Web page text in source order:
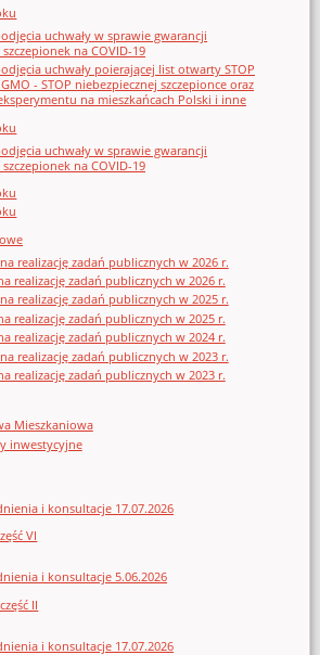
uchwały w sprawie gwarancji
na COVID-19
uchwały poierającej list otwarty STOP
- STOP niebezpiecznej szczepionce oraz
na mieszkańcach Polski i inne
uchwały w sprawie gwarancji
na COVID-19
realizację zadań publicznych w 2026 r.
realizację zadań publicznych w 2026 r.
realizację zadań publicznych w 2025 r.
realizację zadań publicznych w 2025 r.
realizację zadań publicznych w 2024 r.
realizację zadań publicznych w 2023 r.
realizację zadań publicznych w 2023 r.
Mieszkaniowa
inwestycyjne
i konsultacje 17.07.2026
VI
i konsultacje 5.06.2026
II
i konsultacje 17.07.2026